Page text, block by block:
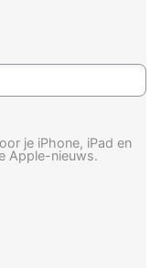
je iPhone, iPad en
Apple-nieuws.